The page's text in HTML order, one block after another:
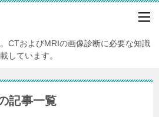
CTおよびMRIの画像診断に必要な知識
しています。
記事一覧